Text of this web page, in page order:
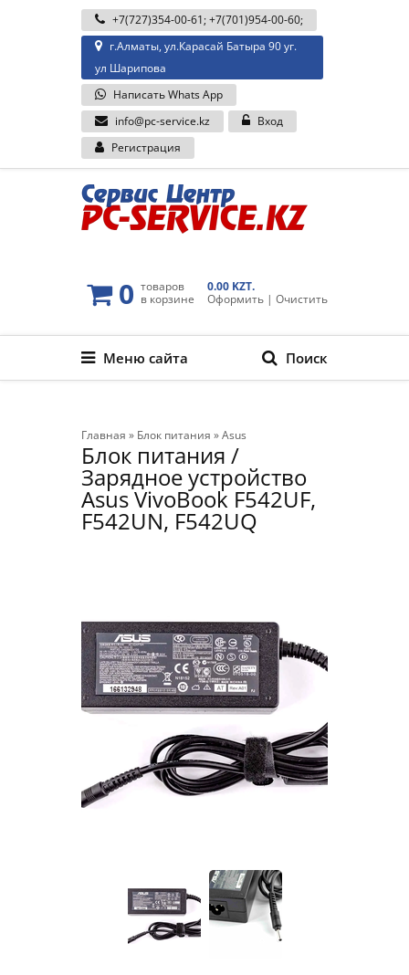
+7(727)354-00-61;+7(701)954-00-60;
г.Алматы, ул.Карасай Батыра 90 уг.
ул Шарипова
Написать Whats App
info@pc-service.kz
Вход
Регистрация
0 товаров
в корзине
0.00 KZT.
Оформить | Очистить
Меню сайта Поиск
Главная » Блок питания »Asus
Блок питания /
Зарядное устройство
Asus VivoBook F542UF,
F542UN, F542UQ